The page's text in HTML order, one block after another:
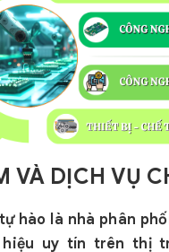
VÀ DỊCH VỤ
hào là nhà phân
hiệu uy tín trên thị